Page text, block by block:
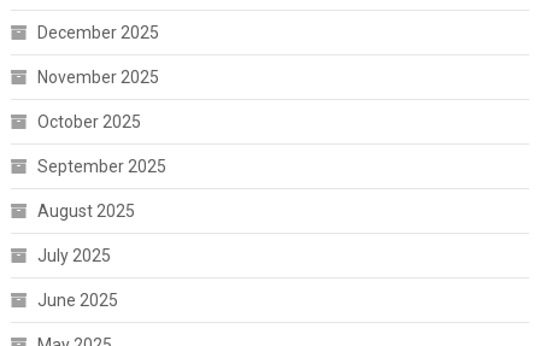
December 2025
November 2025
October 2025
September 2025
August 2025
July 2025
June 2025